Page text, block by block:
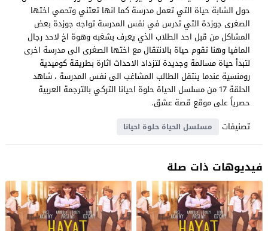
حول الشابة حياة التي تعمل مدرسة كما انها تعتني وتحمي اختها
الصغرى جوزدة التي تدرس في نفس المدرسة تواجه جوزدة بعض
المشاكل من قبل احد الطلاب الذي يعرف بشغبه وهوة اخ لاحد رجال
المافيا وهنا تقوم حياة بالانتقال مع اختها الصغرى الى مدرسة اخرى
لتبدأ حياة مسالمة وجديدة لتزداد الاحداث اثارة بطريقة كوميدية
رومنسية عندما ينتقل الطالب المشاغب الى نفس المدرسة ، شاهد
الحلقة 17 من مسلسل الحياة حلوة احيانا التركي بالترجمة العربية
حصرياً على موقع قصة عشق.
تصنيفات
مسلسل الحياة حلوة احيانا
فيديوهات ذات صلة